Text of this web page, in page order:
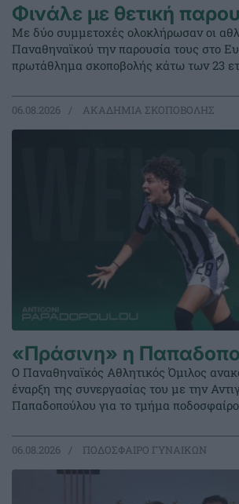
Φινάλε με θετική
Με δύο συμμετοχές ολοκλήρωσαν οι
Παναθηναϊκού την παρουσία τους στο
πρωτάθλημα σκοποβολής κάτω των 23
06.08.2026 ΑΚΑΔΗΜΙΑ ΣΚΟΠΟΒΟΛΗΣ
«Πράσινη» η
Ο Παναθηναϊκός Αθλητικός Όμιλος
έναρξη της συνεργασίας του με την
Παπαδοπούλου για το τμήμα
06.08.2026 ΠΟΔΟΣΦΑΙΡΟ ΓΥΝΑΙΚΩΝ